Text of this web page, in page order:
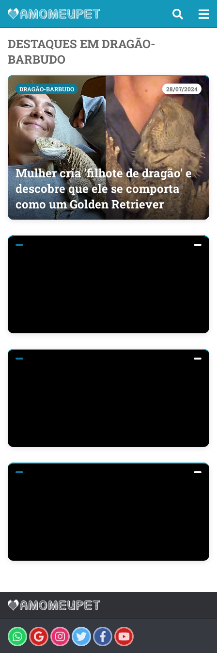
DESTAQUES EM DRAGÃO-
BARBUDO
DRAGÃO-BARBUDO 28/07/2024
Mulher cria 'filhote de dragão' e
descobre que ele se comporta
como um Golden Retriever